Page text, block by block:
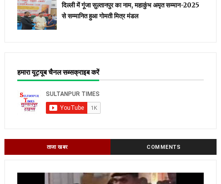
दिल्ली में गूंजा सुल्तानपुर का नाम, महाकुंभ अमृत सम्मान-2025
से सम्मानित हुआ गोमती मित्र मंडल
हमारा यूट्यूब चैनल सब्सक्राइब करें
ताजा खबर COMMENTS